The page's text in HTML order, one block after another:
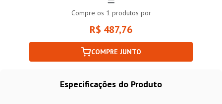
Compre os 1 produtos por
R$ 487,76
COMPRE JUNTO
Especificações do Produto